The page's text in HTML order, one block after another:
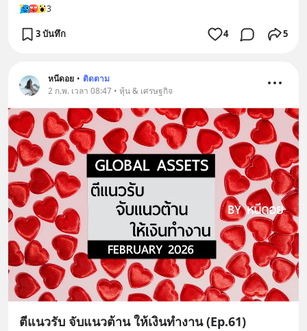
3
3 บันทึก 4 5
หนีดอย • ติดตาม
2 ก.พ. เวลา 08:47 • หุ้น & เศรษฐกิจ
ตีแนวรับ จับแนวต้าน ให้เงินทำงาน (Ep.61)